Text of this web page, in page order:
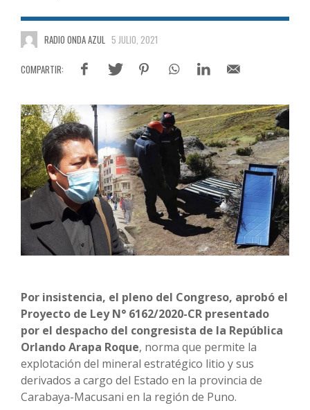
RADIO ONDA AZUL 5 JULIO, 2021
Por insistencia, el pleno del Congreso, aprobó el
Proyecto de Ley N° 6162/2020-CR presentado
por el despacho del congresista de la República
Orlando Arapa Roque, norma que permite la
explotación del mineral estratégico litio y sus
derivados a cargo del Estado en la provincia de
Carabaya-Macusani en la región de Puno.